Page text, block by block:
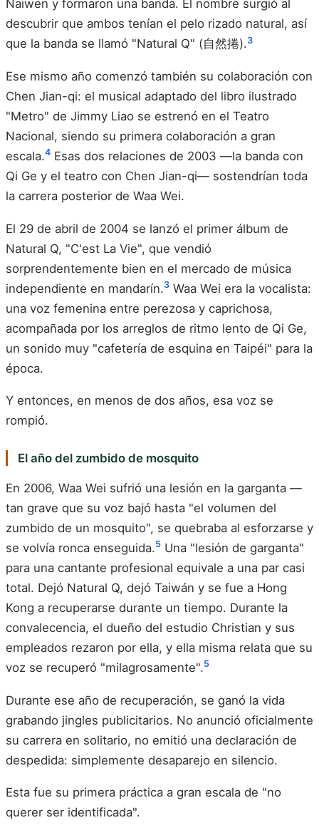
Naiwen y formaron una banda. El nombre surgió al
descubrir que ambos tenían el pelo rizado natural, así
que la banda se llamó "Natural Q" (自然捲).3
Ese mismo año comenzó también su colaboración con
Chen Jian-qi: el musical adaptado del libro ilustrado
"Metro" de Jimmy Liao se estrenó en el Teatro
Nacional, siendo su primera colaboración a gran
escala.4 Esas dos relaciones de 2003 —la banda con
Qi Ge y el teatro con Chen Jian-qi— sostendrían toda
la carrera posterior de Waa Wei.
El 29 de abril de 2004 se lanzó el primer álbum de
Natural Q, "C'est La Vie", que vendió
sorprendentemente bien en el mercado de música
independiente en mandarín.3 Waa Wei era la vocalista:
una voz femenina entre perezosa y caprichosa,
acompañada por los arreglos de ritmo lento de Qi Ge,
un sonido muy "cafetería de esquina en Taipéi" para la
época.
Y entonces, en menos de dos años, esa voz se
rompió.
El año del zumbido de mosquito
En 2006, Waa Wei sufrió una lesión en la garganta —
tan grave que su voz bajó hasta "el volumen del
zumbido de un mosquito", se quebraba al esforzarse y
se volvía ronca enseguida.5 Una "lesión de garganta"
para una cantante profesional equivale a una par casi
total. Dejó Natural Q, dejó Taiwán y se fue a Hong
Kong a recuperarse durante un tiempo. Durante la
convalecencia, el dueño del estudio Christian y sus
empleados rezaron por ella, y ella misma relata que su
voz se recuperó "milagrosamente".5
Durante ese año de recuperación, se ganó la vida
grabando jingles publicitarios. No anunció oficialmente
su carrera en solitario, no emitió una declaración de
despedida: simplemente desaparejo en silencio.
Esta fue su primera práctica a gran escala de "no
querer ser identificada".